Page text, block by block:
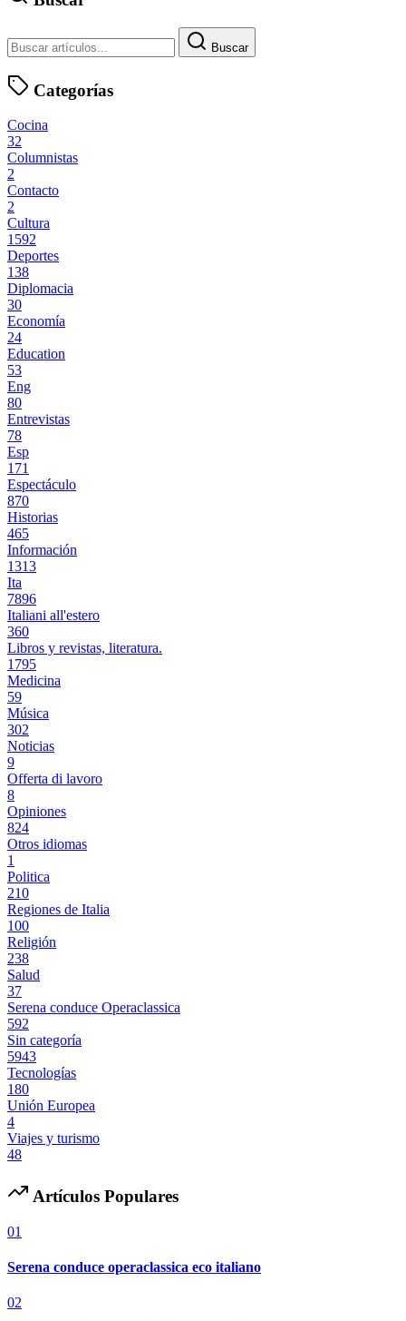
Buscar
Categorías
Cocina
32
Columnistas
2
Contacto
2
Cultura
1592
Deportes
138
Diplomacia
30
Economía
24
Education
53
Eng
80
Entrevistas
78
Esp
171
Espectáculo
870
Historias
465
Información
1313
Ita
7896
Italiani all'estero
360
Libros y revistas, literatura.
1795
Medicina
59
Música
302
Noticias
9
Offerta di lavoro
8
Opiniones
824
Otros idiomas
1
Politica
210
Regiones de Italia
100
Religión
238
Salud
37
Serena conduce Operaclassica
592
Sin categoría
5943
Tecnologías
180
Unión Europea
4
Viajes y turismo
48
Artículos Populares
01
Serena conduce operaclassica eco italiano
02